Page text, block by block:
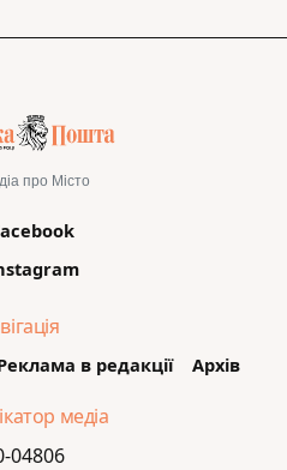
про Місто
в редакції Архів
медіа
04806